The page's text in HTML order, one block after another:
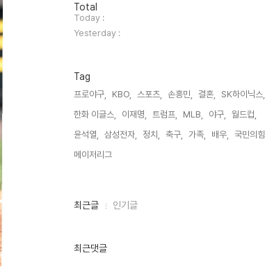
방
문
자
수
Total
Today :
Yesterday :
Tag
프로야구, KBO, 스포츠, 손흥민, 결혼,
SK하이닉스,
한화 이글스,
이재명, 트럼프, MLB, 야구,
월드컵,
윤석열,
삼성전자, 정치, 축구, 가족, 배우,
국민의힘,
메이저리그,
최
인
최근글 인기글
최근댓글